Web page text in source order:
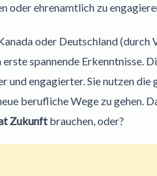
oder ehrenamtlich zu
oder Deutschland (durch
spannende Erkenntnisse.
und engagierter. Sie nutzen die
berufliche Wege zu gehen.
Zukunftbrauchen, oder?